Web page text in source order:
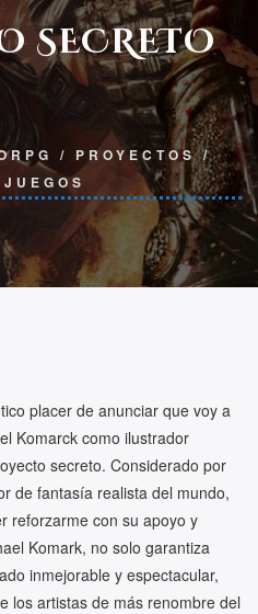
SECRETO
/ PROYECTOS/
placer de anunciar que voy a
Komarck como ilustrador
secreto. Considerado por
de fantasía realista del mundo,
reforzarme con su apoyo y
Komark, no solo garantiza
inmejorable y espectacular,
los artistas de más renombre del